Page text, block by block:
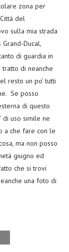
zona per
del
sulla mia strada
Ducal,
di guardia in
di neanche
resto un po’ tutti
Se posso
di questo
di uso simile ne
a che fare con le
ma non posso
giugno ed
che si trovi
una foto di